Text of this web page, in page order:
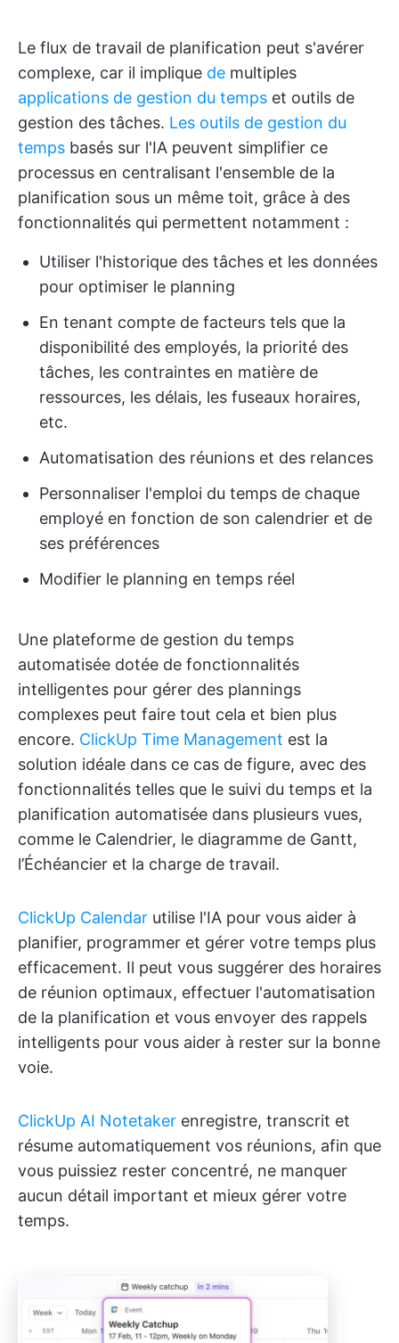
Le flux de travail de planification peut s'avérer
complexe, car il implique de multiples
applications de gestion du temps et outils de
gestion des tâches. Les outils de gestion du
temps basés sur l'IA peuvent simplifier ce
processus en centralisant l'ensemble de la
planification sous un même toit, grâce à des
fonctionnalités qui permettent notamment :
Utiliser l'historique des tâches et les données
pour optimiser le planning
En tenant compte de facteurs tels que la
disponibilité des employés, la priorité des
tâches, les contraintes en matière de
ressources, les délais, les fuseaux horaires,
etc.
Automatisation des réunions et des relances
Personnaliser l'emploi du temps de chaque
employé en fonction de son calendrier et de
ses préférences
Modifier le planning en temps réel
Une plateforme de gestion du temps
automatisée dotée de fonctionnalités
intelligentes pour gérer des plannings
complexes peut faire tout cela et bien plus
encore. ClickUp Time Management est la
solution idéale dans ce cas de figure, avec des
fonctionnalités telles que le suivi du temps et la
planification automatisée dans plusieurs vues,
comme le Calendrier, le diagramme de Gantt,
l’Échéancier et la charge de travail.
ClickUp Calendar utilise l'IA pour vous aider à
planifier, programmer et gérer votre temps plus
efficacement. Il peut vous suggérer des horaires
de réunion optimaux, effectuer l'automatisation
de la planification et vous envoyer des rappels
intelligents pour vous aider à rester sur la bonne
voie.
ClickUp AI Notetaker enregistre, transcrit et
résume automatiquement vos réunions, afin que
vous puissiez rester concentré, ne manquer
aucun détail important et mieux gérer votre
temps.